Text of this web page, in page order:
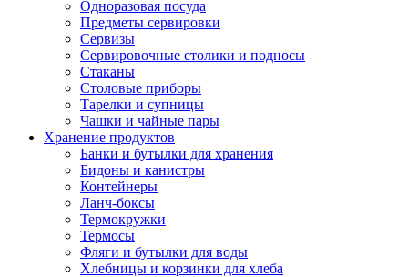
Одноразовая посуда
Предметы сервировки
Сервизы
Сервировочные столики и подносы
Стаканы
Столовые приборы
Тарелки и супницы
Чашки и чайные пары
Хранение продуктов
Банки и бутылки для хранения
Бидоны и канистры
Контейнеры
Ланч-боксы
Термокружки
Термосы
Фляги и бутылки для воды
Хлебницы и корзинки для хлеба